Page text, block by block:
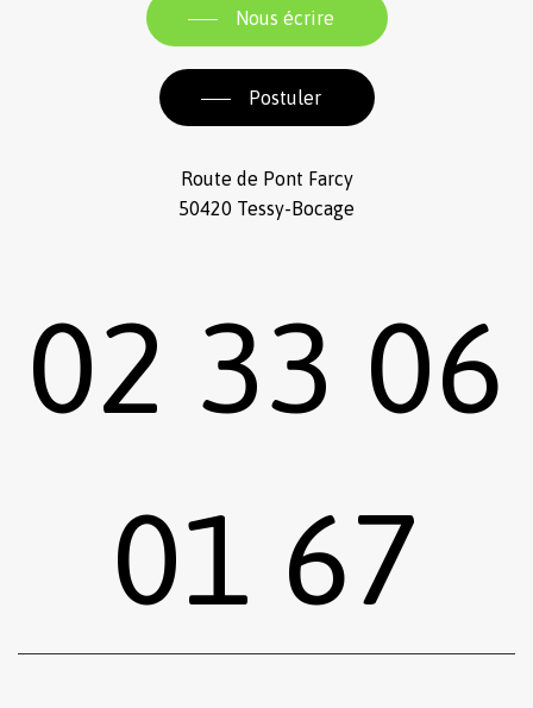
Sous-total :
Nous écrire
Postuler
Route de Pont Farcy
50420 Tessy-Bocage
02 33 06
01 67